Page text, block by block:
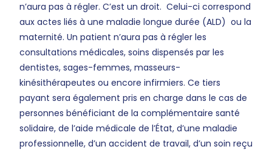
n’aura pas à régler. C’est un droit. Celui-ci correspond
aux actes liés à une maladie longue durée (ALD) ou la
maternité. Un patient n’aura pas à régler les
consultations médicales, soins dispensés par les
dentistes, sages-femmes, masseurs-
kinésithérapeutes ou encore infirmiers. Ce tiers
payant sera également pris en charge dans le cas de
personnes bénéficiant de la complémentaire santé
solidaire, de l’aide médicale de l’État, d’une maladie
professionnelle, d’un accident de travail, d’un soin reçu